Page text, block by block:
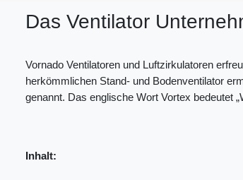
Das Ventilator
Vornado Ventilatoren und Luftzirkulatoren
herkömmlichen Stand- und Bodenventilator
genannt. Das englische Wort Vortex bedeutet
Inhalt: